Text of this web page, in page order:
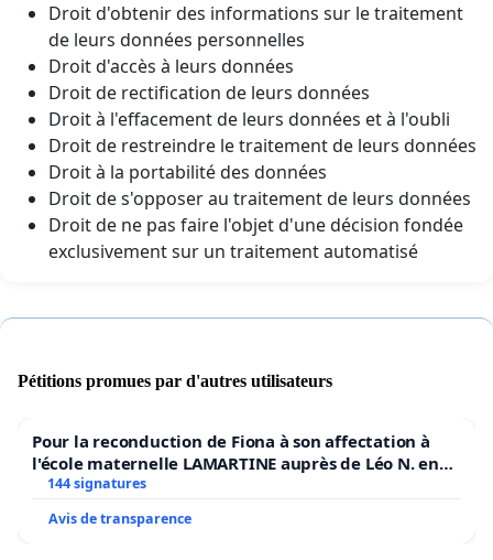
Droit d'obtenir des informations sur le traitement
de leurs données personnelles
Droit d'accès à leurs données
Droit de rectification de leurs données
Droit à l'effacement de leurs données et à l'oubli
Droit de restreindre le traitement de leurs données
Droit à la portabilité des données
Droit de s'opposer au traitement de leurs données
Droit de ne pas faire l'objet d'une décision fondée
exclusivement sur un traitement automatisé
Pétitions promues par d'autres utilisateurs
Pour la reconduction de Fiona à son affectation à
l'école maternelle LAMARTINE auprès de Léo N. en
2026/2027
144 signatures
Avis de transparence